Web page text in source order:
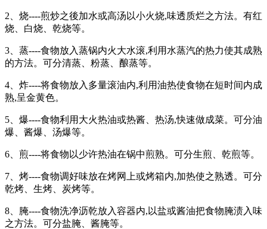
2、烧----煎炒之後加水或高汤以小火烧,味透质烂之方法。有红
烧、白烧、乾烧等。
3、蒸----食物放入蒸锅内火大水滚,利用水蒸汽的热力使其成熟
的方法。可分清蒸、粉蒸、酿蒸等。
4、炸----将食物放入多量滚油内,利用油热使食物在短时间内成
熟,呈金黄色。
5、爆----食物利用大火热油或热酱、热汤,快速做成菜。可分油
爆、酱爆、汤爆等。
6、煎----将食物以少许热油在锅中煎熟。可分生煎、乾煎等。
7、烤----食物调好味放在烤网上或烤箱内,加热使之熟透。可分
乾烤、生烤、炭烤等。
8、腌----食物洗净沥乾放入容器内,以盐或酱油把食物腌渍入味
之方法。可分盐腌、酱腌等。